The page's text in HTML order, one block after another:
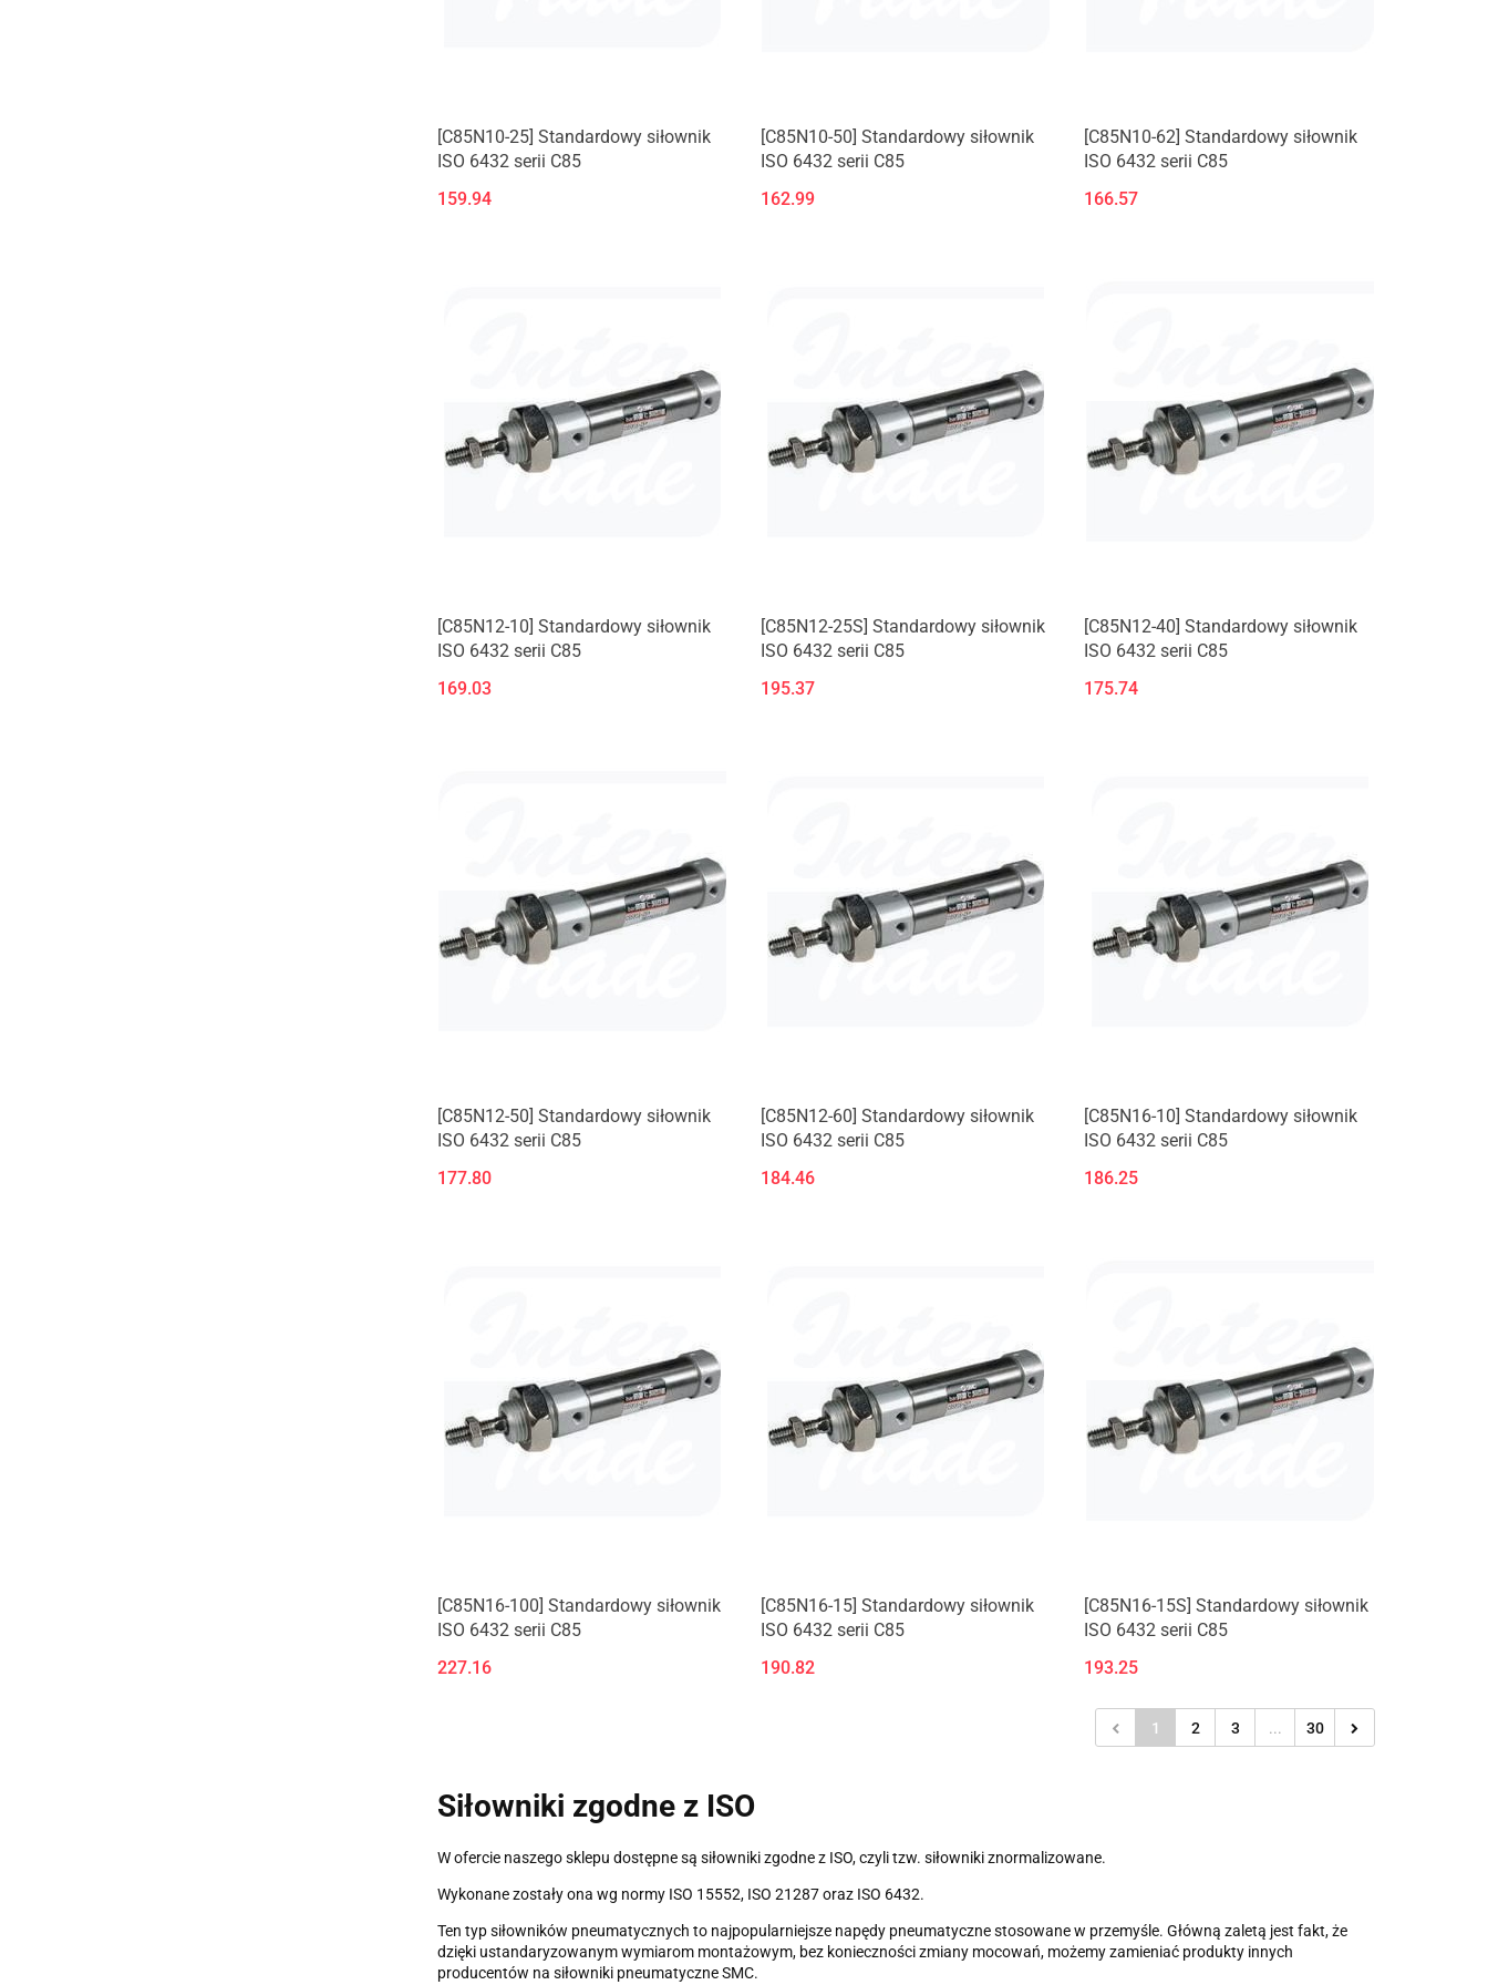
[C85N10-25] Standardowy siłownik
ISO 6432 serii C85
159.94
[C85N10-50] Standardowy siłownik
ISO 6432 serii C85
162.99
[C85N10-62] Standardowy siłownik
ISO 6432 serii C85
166.57
[C85N12-10] Standardowy siłownik
ISO 6432 serii C85
169.03
[C85N12-25S] Standardowy siłownik
ISO 6432 serii C85
195.37
[C85N12-40] Standardowy siłownik
ISO 6432 serii C85
175.74
[C85N12-50] Standardowy siłownik
ISO 6432 serii C85
177.80
[C85N12-60] Standardowy siłownik
ISO 6432 serii C85
184.46
[C85N16-10] Standardowy siłownik
ISO 6432 serii C85
186.25
[C85N16-100] Standardowy siłownik
ISO 6432 serii C85
227.16
[C85N16-15] Standardowy siłownik
ISO 6432 serii C85
190.82
[C85N16-15S] Standardowy siłownik
ISO 6432 serii C85
193.25
1 2 3 ... 30
Siłowniki zgodne z ISO
W ofercie naszego sklepu dostępne są siłowniki zgodne z ISO, czyli tzw. siłowniki znormalizowane.
Wykonane zostały ona wg normy ISO 15552, ISO 21287 oraz ISO 6432.
Ten typ siłowników pneumatycznych to najpopularniejsze napędy pneumatyczne stosowane w przemyśle. Główną zaletą jest fakt, że
dzięki ustandaryzowanym wymiarom montażowym, bez konieczności zmiany mocowań, możemy zamieniać produkty innych
producentów na siłowniki pneumatyczne SMC.